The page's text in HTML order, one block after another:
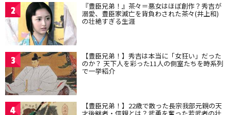
2 『豊臣兄弟！』茶々＝悪女はほぼ創作？秀吉が
溺愛、豊臣家滅亡を背負わされた茶々(井上和)
の壮絶すぎる生涯
3 【豊臣兄弟！】秀吉は本当に「女狂い」だった
のか？ 天下人を彩った11人の側室たちを時系列
で一挙紹介
4 【豊臣兄弟！】22歳で散った長宗我部元親の天